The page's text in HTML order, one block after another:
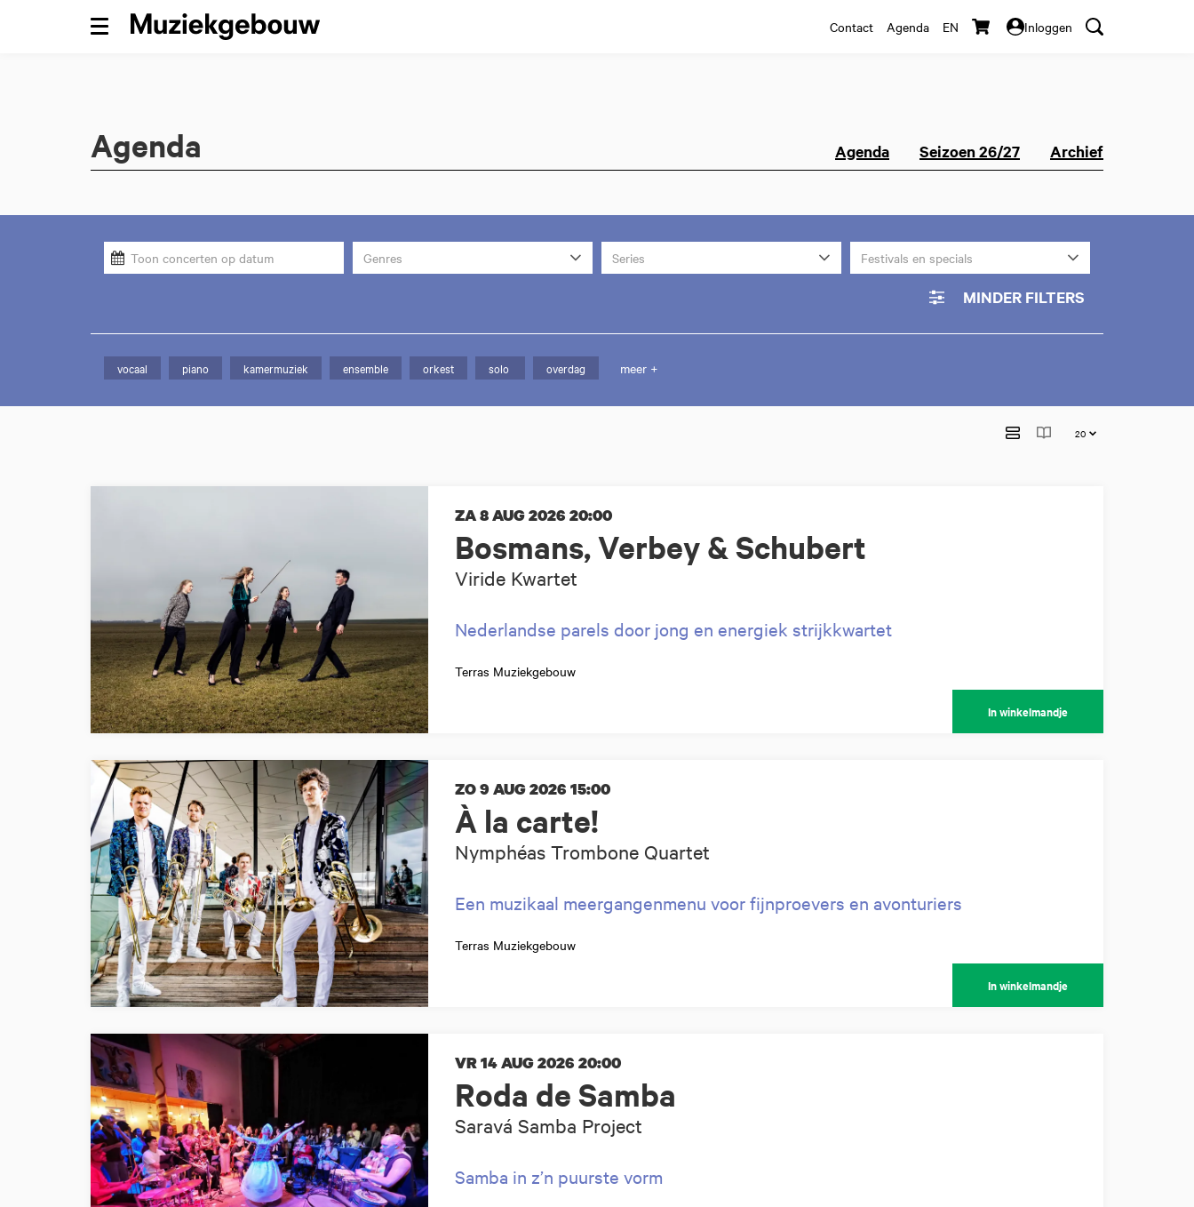
Contact Agenda EN Inloggen
Menu
Agenda Seizoen 26/27 Archief
Agenda
Genres Series Festivals en specials
MINDER FILTERS
vocaal piano kamermuziek ensemble orkest solo overdag meer +
Bosmans, Verbey & Schubert
Viride Kwartet
ZA 8 AUG 2026 20:00
Nederlandse parels door jong en energiek strijkkwartet
Terras Muziekgebouw
In winkelmandje
À la carte!
Nymphéas Trombone Quartet
ZO 9 AUG 2026 15:00
Een muzikaal meergangenmenu voor fijnproevers en avonturiers
Terras Muziekgebouw
In winkelmandje
Roda de Samba
Saravá Samba Project
VR 14 AUG 2026 20:00
Samba in z’n puurste vorm